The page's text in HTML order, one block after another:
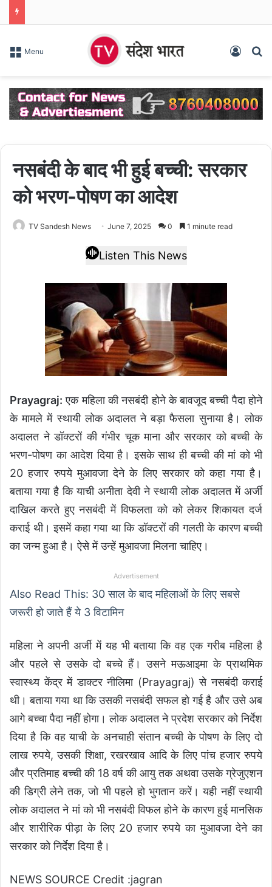
Menu Log In
नसबंदी के बाद भी हुई बच्ची: सरकार
को भरण-पोषण का आदेश
TV Sandesh News June 7, 2025 0 1 minute read
Listen This News
Prayagraj: एक महिला की नसबंदी होने के बावजूद बच्ची पैदा होने
के मामले में स्थायी लोक अदालत ने बड़ा फैसला सुनाया है। लोक
अदालत ने डॉक्टरों की गंभीर चूक माना और सरकार को बच्ची के
भरण-पोषण का आदेश दिया है। इसके साथ ही बच्ची की मां को भी
20 हजार रुपये मुआवजा देने के लिए सरकार को कहा गया है।
बताया गया है कि याची अनीता देवी ने स्थायी लोक अदालत में अर्जी
दाखिल करते हुए नसबंदी में विफलता को को लेकर शिकायत दर्ज
कराई थी। इसमें कहा गया था कि डॉक्टरों की गलती के कारण बच्ची
का जन्म हुआ है। ऐसे में उन्हें मुआवजा मिलना चाहिए।
Advertisement
Also Read This: 30 साल के बाद महिलाओं के लिए सबसे
जरूरी हो जाते हैं ये 3 विटामिन
महिला ने अपनी अर्जी में यह भी बताया कि वह एक गरीब महिला है
और पहले से उसके दो बच्चे हैं। उसने मऊआइमा के प्राथमिक
स्वास्थ्य केंद्र में डाक्टर नीलिमा (Prayagraj) से नसबंदी कराई
थी। बताया गया था कि उसकी नसबंदी सफल हो गई है और उसे अब
आगे बच्चा पैदा नहीं होगा। लोक अदालत ने प्रदेश सरकार को निर्देश
दिया है कि वह याची के अनचाही संतान बच्ची के पोषण के लिए दो
लाख रुपये, उसकी शिक्षा, रखरखाव आदि के लिए पांच हजार रुपये
और प्रतिमाह बच्ची की 18 वर्ष की आयु तक अथवा उसके ग्रेजुएशन
की डिग्री लेने तक, जो भी पहले हो भुगतान करें। यही नहीं स्थायी
लोक अदालत ने मां को भी नसबंदी विफल होने के कारण हुई मानसिक
और शारीरिक पीड़ा के लिए 20 हजार रुपये का मुआवजा देने का
सरकार को निर्देश दिया है।
NEWS SOURCE Credit :jagran